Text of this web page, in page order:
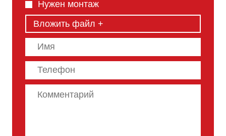
Нужен монтаж
Вложить файл +